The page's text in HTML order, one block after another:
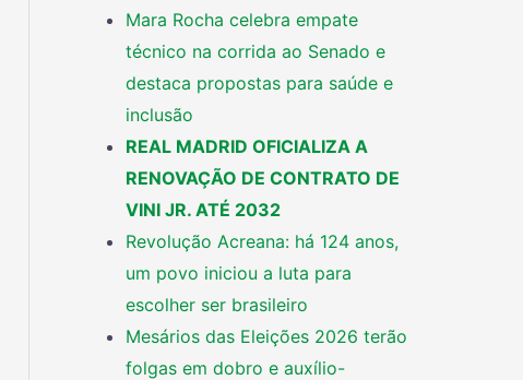
Mara Rocha celebra empate
técnico na corrida ao Senado e
destaca propostas para saúde e
inclusão
REAL MADRID OFICIALIZA A
RENOVAÇÃO DE CONTRATO DE
VINI JR. ATÉ 2032
Revolução Acreana: há 124 anos,
um povo iniciou a luta para
escolher ser brasileiro
Mesários das Eleições 2026 terão
folgas em dobro e auxílio-